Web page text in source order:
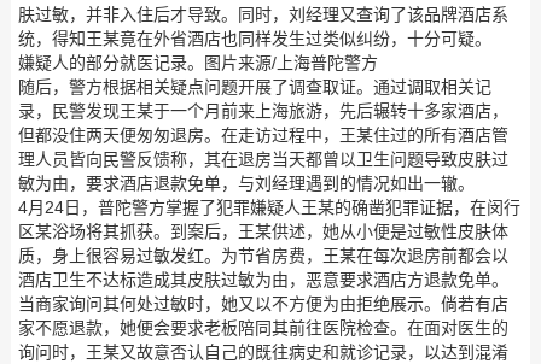
肤过敏，并非入住后才导致。同时，刘经理又查询了该品牌酒店系
统，得知王某竟在外省酒店也同样发生过类似纠纷，十分可疑。
嫌疑人的部分就医记录。图片来源/上海普陀警方
随后，警方根据相关疑点问题开展了调查取证。通过调取相关记
录，民警发现王某于一个月前来上海旅游，先后辗转十多家酒店，
但都没住两天便匆匆退房。在走访过程中，王某住过的所有酒店管
理人员皆向民警反馈称，其在退房当天都曾以卫生问题导致皮肤过
敏为由，要求酒店退款免单，与刘经理遇到的情况如出一辙。
4月24日，普陀警方掌握了犯罪嫌疑人王某的确凿犯罪证据，在闵行
区某浴场将其抓获。到案后，王某供述，她从小便是过敏性皮肤体
质，身上很容易过敏发红。为节省房费，王某在每次退房前都会以
酒店卫生不达标造成其皮肤过敏为由，恶意要求酒店方退款免单。
当商家询问其何处过敏时，她又以不方便为由拒绝展示。倘若有店
家不愿退款，她便会要求老板陪同其前往医院检查。在面对医生的
询问时，王某又故意否认自己的既往病史和就诊记录，以达到混淆